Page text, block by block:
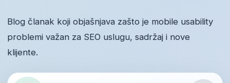
Blog članak koji objašnjava zašto je mobile usability
problemi važan za SEO uslugu, sadržaj i nove
klijente.